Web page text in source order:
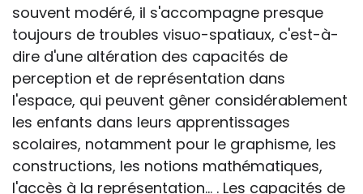
souvent modéré, il s'accompagne presque
toujours de troubles visuo-spatiaux, c'est-à-
dire d'une altération des capacités de
perception et de représentation dans
l'espace, qui peuvent gêner considérablement
les enfants dans leurs apprentissages
scolaires, notamment pour le graphisme, les
constructions, les notions mathématiques,
l'accès à la représentation... . Les capacités de